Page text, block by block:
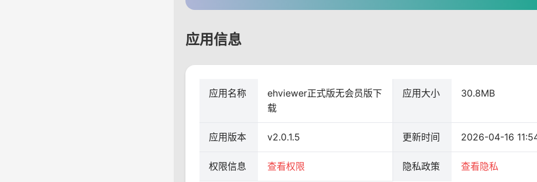
应用信息
应用名称
ehviewer正式版无会员版下
载
应用大小 30.8MB
应用版本 v2.0.1.5 更新时间 2026-04-16
权限信息 查看权限 隐私政策 查看隐私